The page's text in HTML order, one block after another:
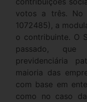
votos a três. No
1072485), a
o contribuinte. O
passado, que
previdenciária
maioria das
com base em
como no caso